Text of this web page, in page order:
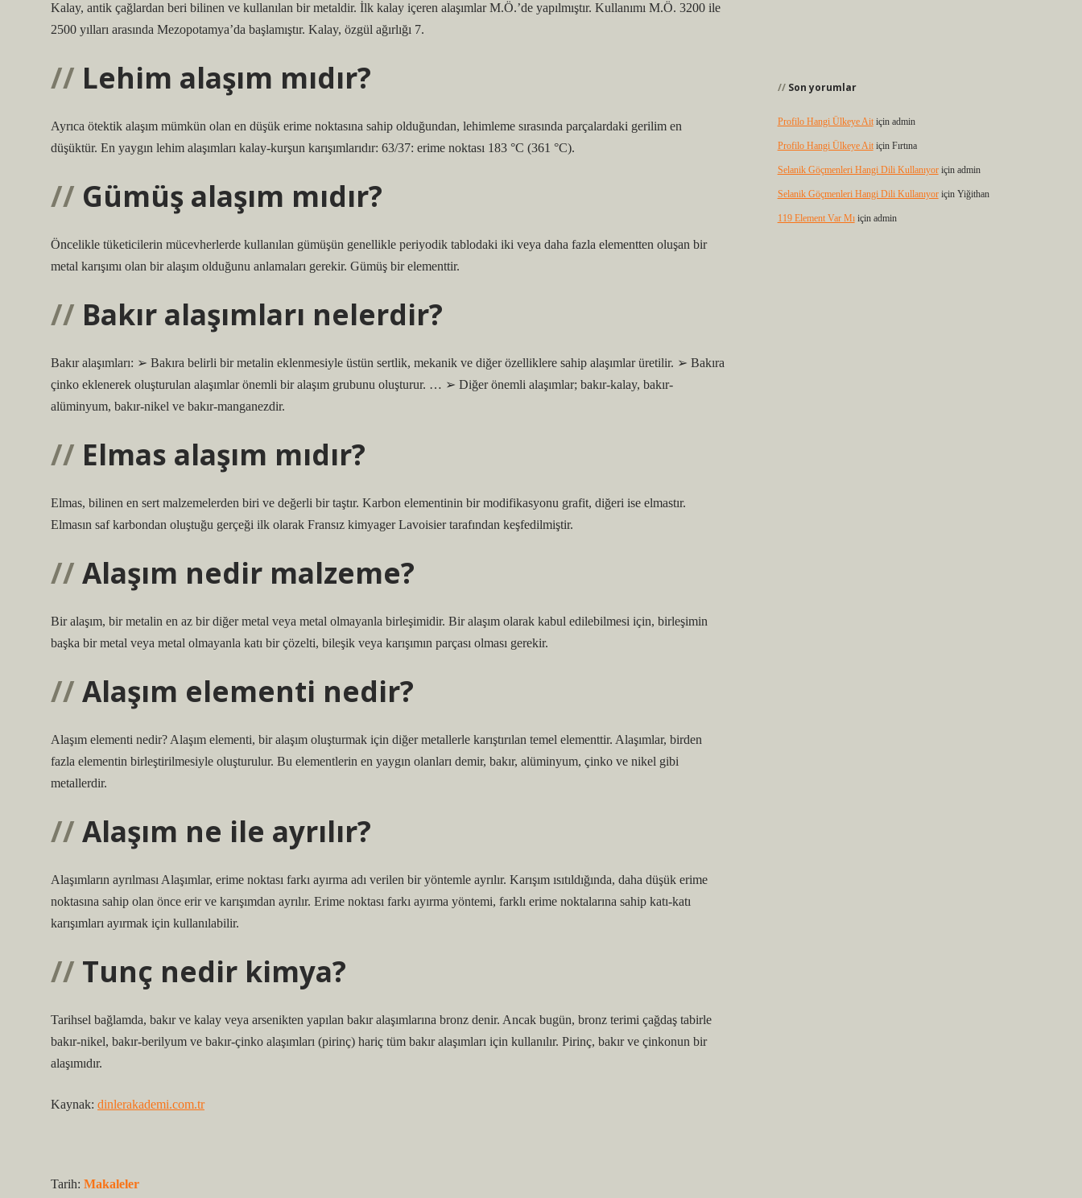
Kalay, antik çağlardan beri bilinen ve kullanılan bir metaldir. İlk kalay içeren alaşımlar M.Ö.’de yapılmıştır. Kullanımı M.Ö. 3200 ile
2500 yılları arasında Mezopotamya’da başlamıştır. Kalay, özgül ağırlığı 7.
Lehim alaşım mıdır?
Ayrıca ötektik alaşım mümkün olan en düşük erime noktasına sahip olduğundan, lehimleme sırasında parçalardaki gerilim en
düşüktür. En yaygın lehim alaşımları kalay-kurşun karışımlarıdır: 63/37: erime noktası 183 °C (361 °C).
Gümüş alaşım mıdır?
Öncelikle tüketicilerin mücevherlerde kullanılan gümüşün genellikle periyodik tablodaki iki veya daha fazla elementten oluşan bir
metal karışımı olan bir alaşım olduğunu anlamaları gerekir. Gümüş bir elementtir.
Bakır alaşımları nelerdir?
Bakır alaşımları: ➢ Bakıra belirli bir metalin eklenmesiyle üstün sertlik, mekanik ve diğer özelliklere sahip alaşımlar üretilir. ➢ Bakıra
çinko eklenerek oluşturulan alaşımlar önemli bir alaşım grubunu oluşturur. … ➢ Diğer önemli alaşımlar; bakır-kalay, bakır-
alüminyum, bakır-nikel ve bakır-manganezdir.
Elmas alaşım mıdır?
Elmas, bilinen en sert malzemelerden biri ve değerli bir taştır. Karbon elementinin bir modifikasyonu grafit, diğeri ise elmastır.
Elmasın saf karbondan oluştuğu gerçeği ilk olarak Fransız kimyager Lavoisier tarafından keşfedilmiştir.
Alaşım nedir malzeme?
Bir alaşım, bir metalin en az bir diğer metal veya metal olmayanla birleşimidir. Bir alaşım olarak kabul edilebilmesi için, birleşimin
başka bir metal veya metal olmayanla katı bir çözelti, bileşik veya karışımın parçası olması gerekir.
Alaşım elementi nedir?
Alaşım elementi nedir? Alaşım elementi, bir alaşım oluşturmak için diğer metallerle karıştırılan temel elementtir. Alaşımlar, birden
fazla elementin birleştirilmesiyle oluşturulur. Bu elementlerin en yaygın olanları demir, bakır, alüminyum, çinko ve nikel gibi
metallerdir.
Alaşım ne ile ayrılır?
Alaşımların ayrılması Alaşımlar, erime noktası farkı ayırma adı verilen bir yöntemle ayrılır. Karışım ısıtıldığında, daha düşük erime
noktasına sahip olan önce erir ve karışımdan ayrılır. Erime noktası farkı ayırma yöntemi, farklı erime noktalarına sahip katı-katı
karışımları ayırmak için kullanılabilir.
Tunç nedir kimya?
Tarihsel bağlamda, bakır ve kalay veya arsenikten yapılan bakır alaşımlarına bronz denir. Ancak bugün, bronz terimi çağdaş tabirle
bakır-nikel, bakır-berilyum ve bakır-çinko alaşımları (pirinç) hariç tüm bakır alaşımları için kullanılır. Pirinç, bakır ve çinkonun bir
alaşımıdır.
Kaynak: dinlerakademi.com.tr
Tarih: Makaleler
Son yorumlar
Profilo Hangi Ülkeye Aitiçin admin
Profilo Hangi Ülkeye Aitiçin Fırtına
Selanik Göçmenleri Hangi Dili Kullanıyoriçin admin
Selanik Göçmenleri Hangi Dili Kullanıyoriçin Yiğithan
119 Element Var Mıiçin admin